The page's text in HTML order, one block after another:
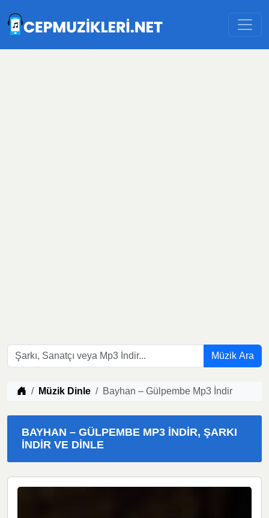
Müzik Ara
Müzik indir
Müzik Dinle Bayhan – Gülpembe Mp3 İndir
BAYHAN – GÜLPEMBE MP3 İNDIR, ŞARKI
İNDIR VE DINLE